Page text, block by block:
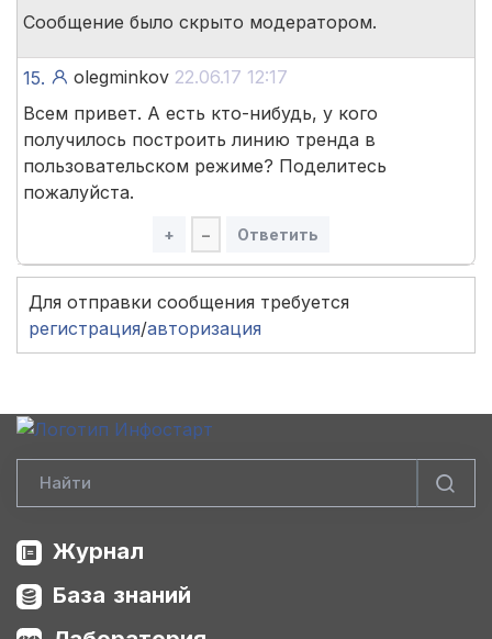
Сообщение было скрыто модератором.
15. olegminkov 22.06.17 12:17
Всем привет. А есть кто-нибудь, у кого
получилось построить линию тренда в
пользовательском режиме? Поделитесь
пожалуйста.
+ – Ответить
Для отправки сообщения требуется
регистрация/авторизация
Журнал
База знаний